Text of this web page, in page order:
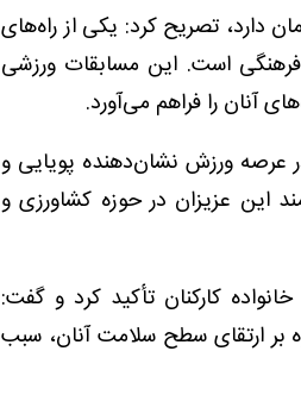
دارد، تصریح کرد: یکی از راه‌های
فرهنگی است. این مسابقات ورزشی
آنان را فراهم می‌آورد.
عرصه ورزش نشان‌دهنده پویایی و
این عزیزان در حوزه کشاورزی و
کارکنان تأکید کرد و گفت:
بر ارتقای سطح سلامت آنان، سبب